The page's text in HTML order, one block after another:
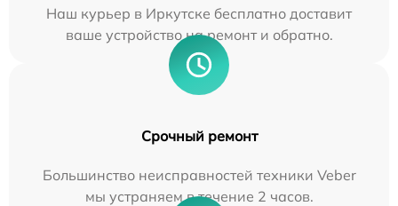
Наш курьер в Иркутске бесплатно доставит
ваше устройство на ремонт и обратно.
Срочный ремонт
Большинство неисправностей техники Veber
мы устраняем в течение 2 часов.